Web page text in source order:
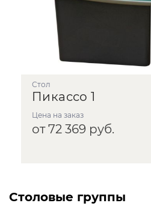
стол
Пикассо 1
Цена на заказ
от 72 369 руб.
Столовые группы